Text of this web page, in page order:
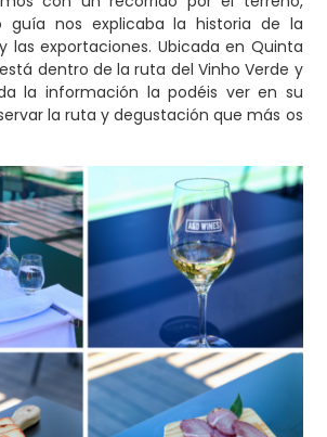
guía nos explicaba la historia de la
las exportaciones. Ubicada en Quinta
dentro de la ruta del Vinho Verde y
la información la podéis ver en su
la ruta y degustación que más os